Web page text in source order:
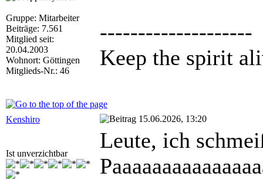
Gruppe: Mitarbeiter
Beiträge: 7.561
Mitglied seit:
20.04.2003
Wohnort: Göttingen
Mitglieds-Nr.: 46
--------------------
Keep the spirit
Kenshiro 15.06.2026, 13:20
Ist unverzichtbar
Leute, ich